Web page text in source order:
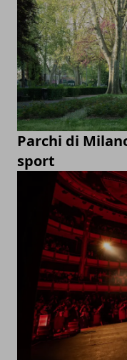
Parchi di
sport